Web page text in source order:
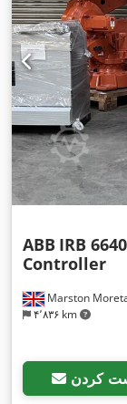
Marston
۴٬۸۳۶ km
ABB IRB
Controller
کردن